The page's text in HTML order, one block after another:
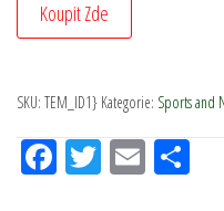
Koupit Zde
SKU: TEM_ID1} Kategorie: Sports and
Fac Tw Em